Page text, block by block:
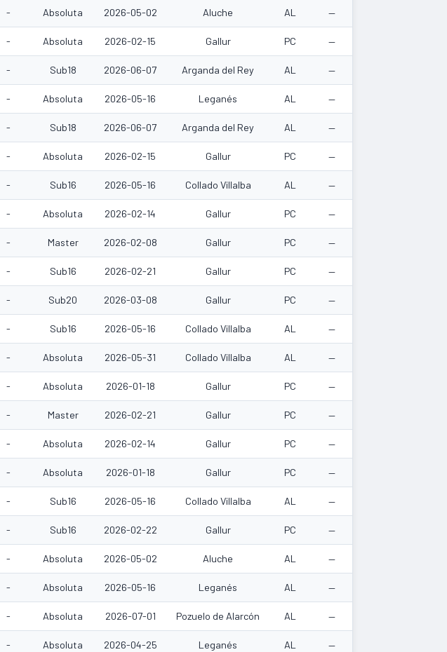
- Absoluta 2026-05-02 Aluche AL —
- Absoluta 2026-02-15 Gallur PC —
- Sub18 2026-06-07 Arganda del Rey AL —
- Absoluta 2026-05-16 Leganés AL —
- Sub18 2026-06-07 Arganda del Rey AL —
- Absoluta 2026-02-15 Gallur PC —
- Sub16 2026-05-16 Collado Villalba AL —
- Absoluta 2026-02-14 Gallur PC —
- Master 2026-02-08 Gallur PC —
- Sub16 2026-02-21 Gallur PC —
- Sub20 2026-03-08 Gallur PC —
- Sub16 2026-05-16 Collado Villalba AL —
- Absoluta 2026-05-31 Collado Villalba AL —
- Absoluta 2026-01-18 Gallur PC —
- Master 2026-02-21 Gallur PC —
- Absoluta 2026-02-14 Gallur PC —
- Absoluta 2026-01-18 Gallur PC —
- Sub16 2026-05-16 Collado Villalba AL —
- Sub16 2026-02-22 Gallur PC —
- Absoluta 2026-05-02 Aluche AL —
- Absoluta 2026-05-16 Leganés AL —
- Absoluta 2026-07-01 Pozuelo de Alarcón AL —
- Absoluta 2026-04-25 Leganés AL —